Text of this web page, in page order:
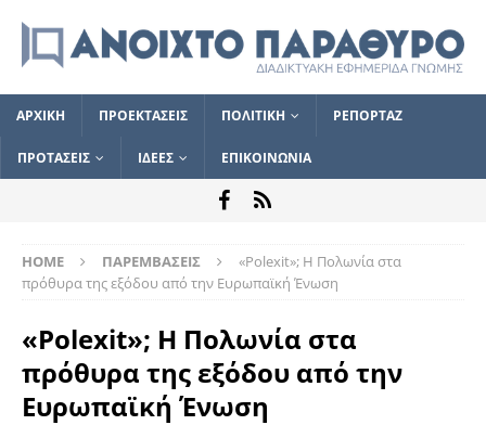
ΑΡΧΙΚΗ ΠΡΟΕΚΤΑΣΕΙΣ ΠΟΛΙΤΙΚΗ ΡΕΠΟΡΤΑΖ
ΠΡΟΤΑΣΕΙΣ ΙΔΕΕΣ ΕΠΙΚΟΙΝΩΝΙΑ
HOME ΠΑΡΕΜΒΑΣΕΙΣ
«Polexit»; Η Πολωνία στα
πρόθυρα της εξόδου από την Ευρωπαϊκή Ένωση
«Polexit»; Η Πολωνία στα
πρόθυρα της εξόδου από την
Ευρωπαϊκή Ένωση